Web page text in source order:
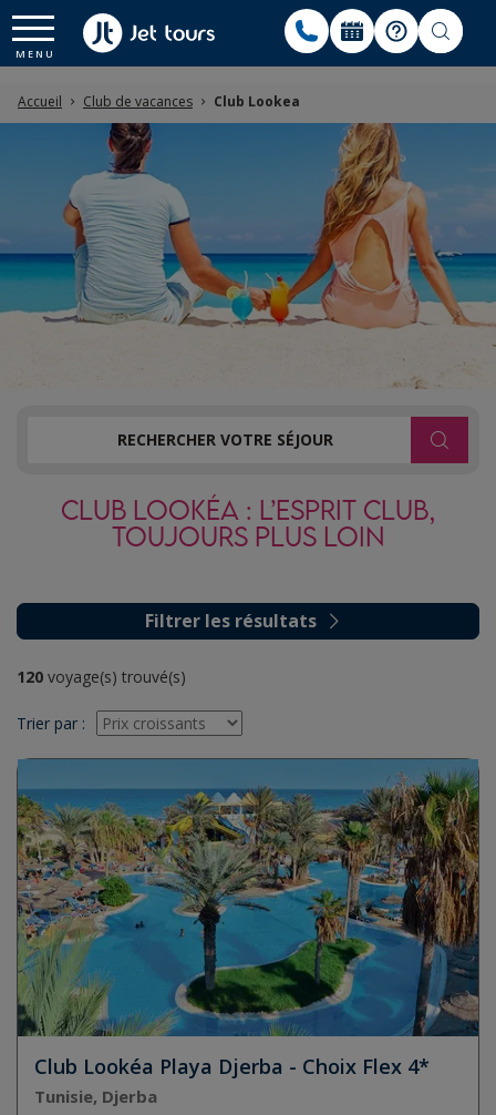
Accueil Club de vacances Club Lookea
RECHERCHER VOTRE SÉJOUR
CLUB LOOKÉA : L’ESPRIT CLUB,
TOUJOURS PLUS LOIN
Filtrer les résultats
120 voyage(s) trouvé(s)
Trier par :
Club Lookéa Playa Djerba - Choix Flex 4*
Tunisie, Djerba